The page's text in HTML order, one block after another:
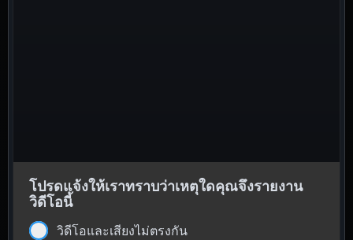
โปรดแจ้งให้เราทราบว่าเหตุใดคุณจึงรายงาน
วิดีโอนี้
วิดีโอและเสียงไม่ตรงกัน